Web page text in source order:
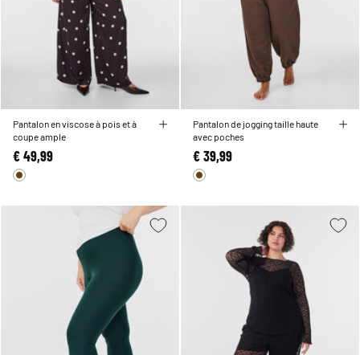
Pantalon en viscose à pois et à
coupe ample
€ 49,99
Pantalon de jogging taille haute
avec poches
€ 39,99